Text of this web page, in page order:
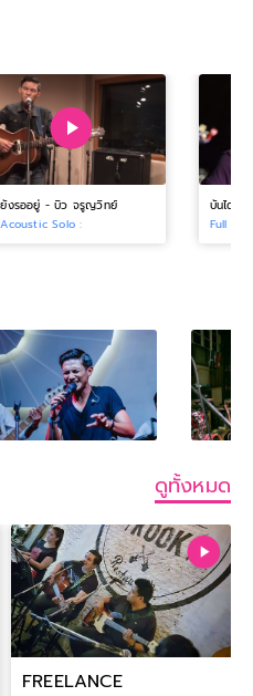
ยังรออยู่ - บิว จรูญวิทย์
Acoustic Solo :
Full
ดูทั้งหมด
FREELANCE